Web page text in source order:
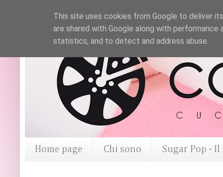
Home page Chi sono Sugar Pop -
This site uses cookies from Google to deliver
are shared with Google along with
statistics, and to detect and address abuse.